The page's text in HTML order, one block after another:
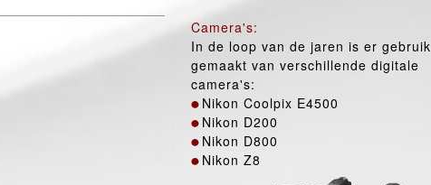
Camera's:
In de loop van de jaren is er gebruik
gemaakt van verschillende digitale
camera's:
Nikon Coolpix E4500
Nikon D200
Nikon D800
Nikon Z8